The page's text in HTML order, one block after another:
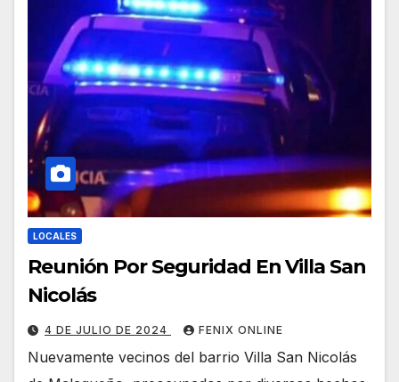
LOCALES
Reunión Por Seguridad En Villa San
Nicolás
4 DE JULIO DE 2024 FENIX ONLINE
Nuevamente vecinos del barrio Villa San Nicolás